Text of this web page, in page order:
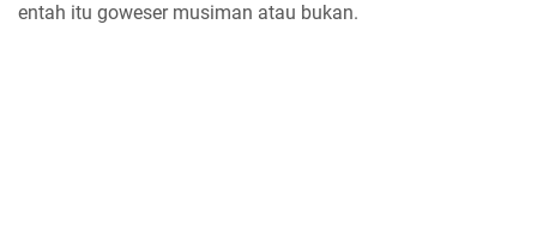
entah itu goweser musiman atau bukan.